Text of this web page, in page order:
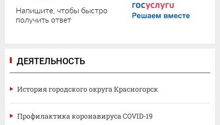
Напишите, чтобы быстро
получить ответ
ДЕЯТЕЛЬНОСТЬ
История городского округа Красногорск
Профилактика коронавируса COVID-19